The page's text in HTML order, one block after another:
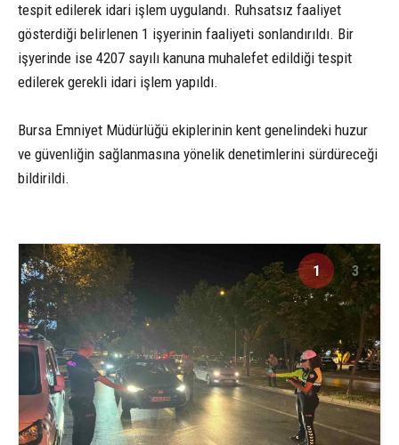
tespit edilerek idari işlem uygulandı. Ruhsatsız faaliyet
gösterdiği belirlenen 1 işyerinin faaliyeti sonlandırıldı. Bir
işyerinde ise 4207 sayılı kanuna muhalefet edildiği tespit
edilerek gerekli idari işlem yapıldı.
Bursa Emniyet Müdürlüğü ekiplerinin kent genelindeki huzur
ve güvenliğin sağlanmasına yönelik denetimlerini sürdüreceği
bildirildi.
1 3